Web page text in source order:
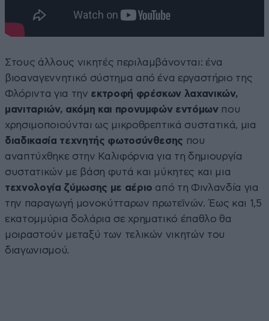
Στους άλλους νικητές περιλαμβάνονται: ένα
βιοαναγεννητικό σύστημα από ένα εργαστήριο της
Φλόριντα για την εκτροφή φρέσκων λαχανικών,
μανιταριών, ακόμη και προνυμφών εντόμων που
χρησιμοποιούνται ως μικροθρεπτικά συστατικά, μια
διαδικασία τεχνητής φωτοσύνθεσης που
αναπτύχθηκε στην Καλιφόρνια για τη δημιουργία
συστατικών με βάση φυτά και μύκητες και μια
τεχνολογία ζύμωσης με αέριο από τη Φινλανδία για
την παραγωγή μονοκύτταρων πρωτεϊνών. Έως και 1,5
εκατομμύρια δολάρια σε χρηματικό έπαθλο θα
μοιραστούν μεταξύ των τελικών νικητών του
διαγωνισμού.